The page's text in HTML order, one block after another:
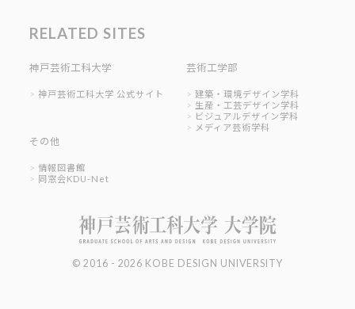
RELATED SITES
神戸芸術工科大学
神戸芸術工科大学 公式サイト
芸術工学部
建築・環境デザイン学科
生産・工芸デザイン学科
ビジュアルデザイン学科
メディア芸術学科
その他
情報図書館
同窓会KDU-Net
© 2016 - 2026 KOBE DESIGN UNIVERSITY